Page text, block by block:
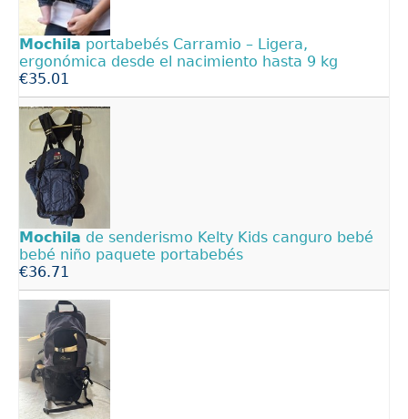
Mochila portabebés Carramio – Ligera,
ergonómica desde el nacimiento hasta 9 kg
€35.01
Mochila de senderismo Kelty Kids canguro bebé
bebé niño paquete portabebés
€36.71